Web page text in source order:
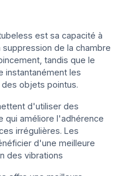
est sa capacité à
de la chambre
tandis que le
instantanément les
objets pointus.
d'utiliser des
qui améliore l'adhérence
irrégulières. Les
d'une meilleure
des vibrations